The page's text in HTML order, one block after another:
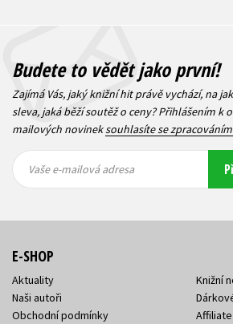
Budete to vědět jako první!
Zajímá Vás, jaký knižní hit právě vychází, na
sleva, jaká běží soutěž o ceny? Přihlášením k
mailových novineksouhlasíte se
mailová
mailová
Vaše e-mailová adresa
E-SHOP
Aktuality
Naši autoři
Obchodní podmínky
Knižní